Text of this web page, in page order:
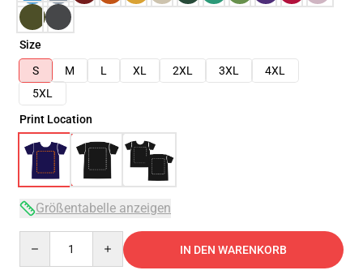
Size
S
M L XL 2XL 3XL
4XL
5XL
Print Location
Größentabelle anzeigen
IN DEN WARENKORB